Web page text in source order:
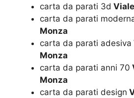
carta da parati 3d
carta da parati
Monza
carta da parati adesiva
Monza
carta da parati anni 70
Monza
carta da parati design